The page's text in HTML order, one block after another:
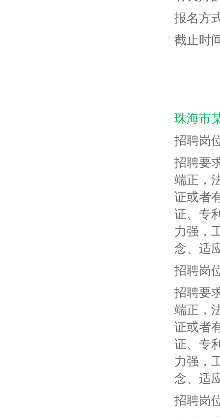
报名方
截止时
珠海市
招聘岗
招聘要
端正，
证或者
证、专
力强，
念、适
招聘岗
招聘要
端正，
证或者
证、专
力强，
念、适
招聘岗